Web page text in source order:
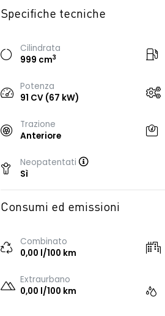
Specifiche tecniche
Cilindrata
999 cm3
Potenza
91 CV (67 kW)
Trazione
Anteriore
Neopatentati
Sì
Consumi ed emissioni
Combinato
0,00 l/100 km
Extraurbano
0,00 l/100 km